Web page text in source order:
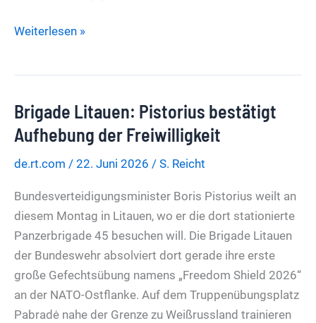
Gespielte
CDU,
um
verschleiern,
dass
man
mit
den
Linken
brandmauerblockeinig
ist
Weiterlesen »
Brigade Litauen: Pistorius bestätigt
Aufhebung der Freiwilligkeit
de.rt.com / 22. Juni 2026 / S. Reicht
Bundesverteidigungsminister Boris Pistorius weilt an
diesem Montag in Litauen, wo er die dort stationierte
Panzerbrigade 45 besuchen will. Die Brigade Litauen
der Bundeswehr absolviert dort gerade ihre erste
große Gefechtsübung namens „Freedom Shield 2026“
an der NATO-Ostflanke. Auf dem Truppenübungsplatz
Pabradė nahe der Grenze zu Weißrussland trainieren